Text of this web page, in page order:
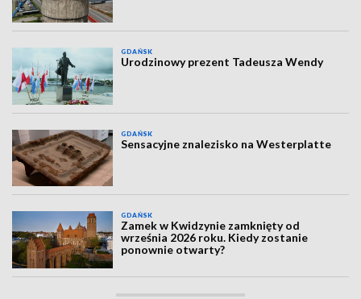
GDAŃSK
Urodzinowy prezent Tadeusza Wendy
GDAŃSK
Sensacyjne znalezisko na Westerplatte
GDAŃSK
Zamek w Kwidzynie zamknięty od
września 2026 roku. Kiedy zostanie
ponownie otwarty?